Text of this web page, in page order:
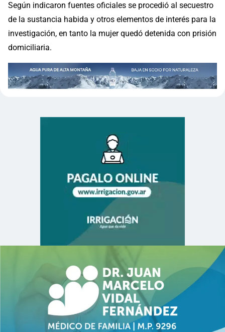
Según indicaron fuentes oficiales se procedió al secuestro
de la sustancia habida y otros elementos de interés para la
investigación, en tanto la mujer quedó detenida con prisión
domiciliaria.